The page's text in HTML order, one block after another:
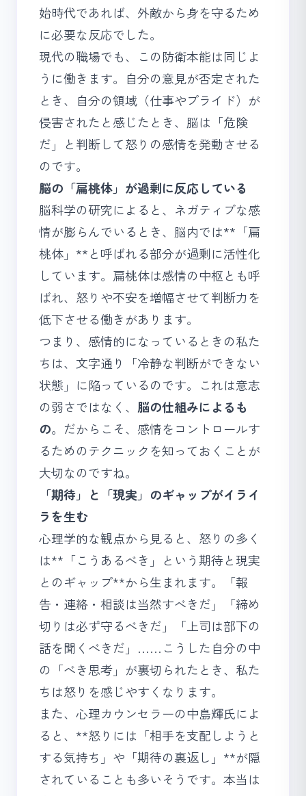
始時代であれば、外敵から身を守るため
に必要な反応でした。
現代の職場でも、この防衛本能は同じよ
うに働きます。自分の意見が否定された
とき、自分の領域（仕事やプライド）が
侵害されたと感じたとき、脳は「危険
だ」と判断して怒りの感情を発動させる
のです。
脳の「扁桃体」が過剰に反応している
脳科学の研究によると、ネガティブな感
情が膨らんでいるとき、脳内では**「扁
桃体」**と呼ばれる部分が過剰に活性化
しています。扁桃体は感情の中枢とも呼
ばれ、怒りや不安を増幅させて判断力を
低下させる働きがあります。
つまり、感情的になっているときの私た
ちは、文字通り「冷静な判断ができない
状態」に陥っているのです。これは意志
の弱さではなく、 脳の仕組みによるも
の。だからこそ、感情をコントロールす
るためのテクニックを知っておくことが
大切なのですね。
「期待」と「現実」のギャップがイライ
ラを生む
心理学的な観点から見ると、怒りの多く
は**「こうあるべき」という期待と現実
とのギャップ**から生まれます。「報
告・連絡・相談は当然すべきだ」「締め
切りは必ず守るべきだ」「上司は部下の
話を聞くべきだ」……こうした自分の中
の「べき思考」が裏切られたとき、私た
ちは怒りを感じやすくなります。
また、心理カウンセラーの中島輝氏によ
ると、**怒りには「相手を支配しようと
する気持ち」や「期待の裏返し」**が隠
されていることも多いそうです。本当は